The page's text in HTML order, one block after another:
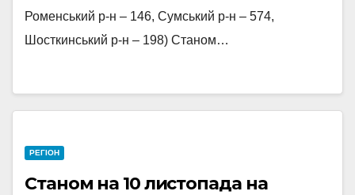
Роменський р-н – 146, Сумський р-н – 574,
Шосткинський р-н – 198) Станом…
РЕГІОН
Станом на 10 листопада на